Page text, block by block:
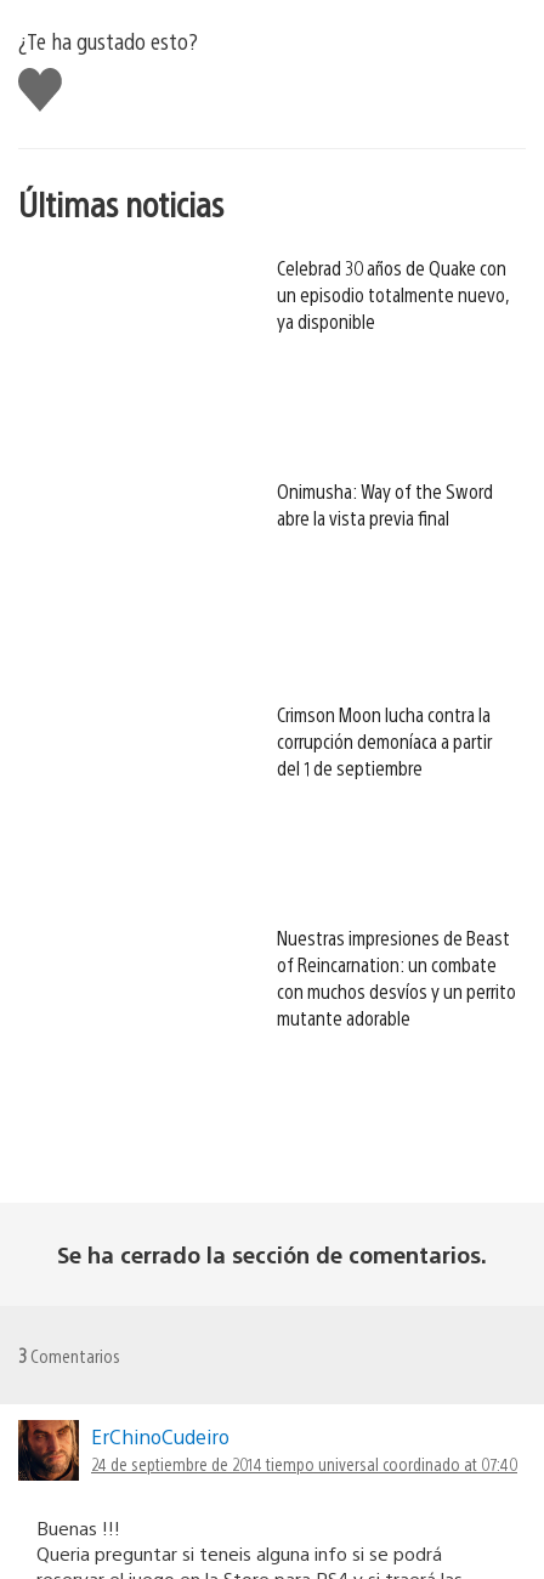
¿Te ha gustado esto?
Me
gusta
Últimas noticias
Celebrad 30 años de Quake con
un episodio totalmente nuevo,
ya disponible
Onimusha: Way of the Sword
abre la vista previa final
Crimson Moon lucha contra la
corrupción demoníaca a partir
del 1 de septiembre
Nuestras impresiones de Beast
of Reincarnation: un combate
con muchos desvíos y un perrito
mutante adorable
Se ha cerrado la sección de comentarios.
3 Comentarios
ErChinoCudeiro
24 de septiembre de 2014 tiempo universal coordinado at 07:40
Buenas !!!
Queria preguntar si teneis alguna info si se podrá